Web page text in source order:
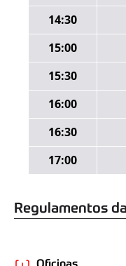
14:30
15:00
15:30
16:00
16:30
17:00
Regulamentos